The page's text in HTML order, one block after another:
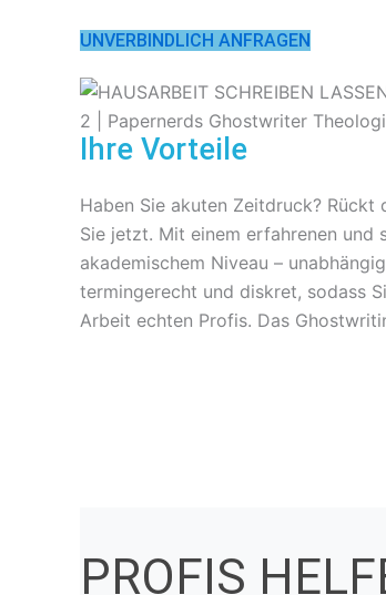
UNVERBINDLICH ANFRAGEN
Ihre Vorteile
Haben Sie akuten Zeitdruck?
Sie jetzt. Mit einem erfahrenen
akademischem Niveau –
termingerecht und diskret, sodass
Arbeit echten Profis. Das
PROFIS